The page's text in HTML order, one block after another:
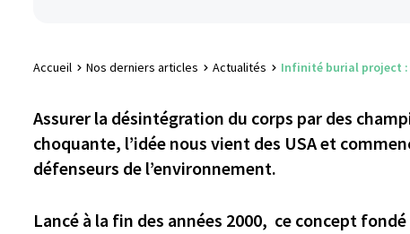
Accueil Nos derniers articles Actualités Infinité burial project :
Assurer la désintégration du corps par des
choquante, l’idée nous vient des USA et
défenseurs de l’environnement.
Lancé à la fin des années 2000, ce concept